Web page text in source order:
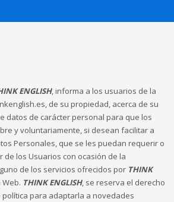
ENGLISH, informa a los usuarios de la
de su propiedad, acerca de su
datos de carácter personal para que los
y voluntariamente, si desean facilitar a
Personales, que se les puedan requerir o
los Usuarios con ocasión de la
de los servicios ofrecidos por THINK
THINK ENGLISH, se reserva el derecho
para adaptarla a novedades